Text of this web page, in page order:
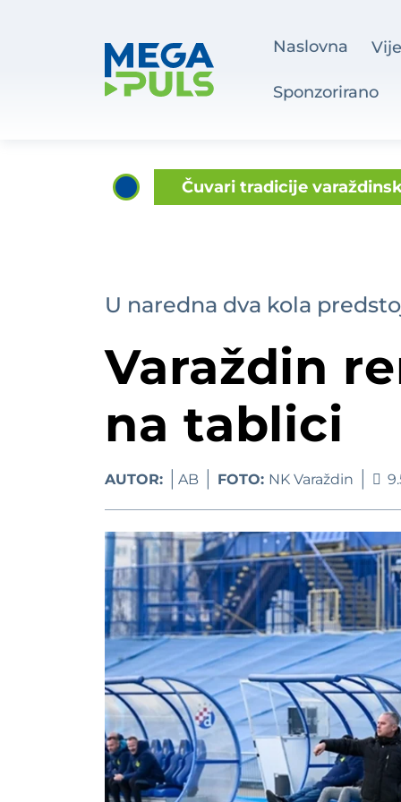
Naslovna
Sponzorirano
Pijan
Pijan
Vatrogasci iz
FOTO MNK
U naredna dva kola
Varaždin
na tablici
AUTOR: AB FOTO: NK Varaždin